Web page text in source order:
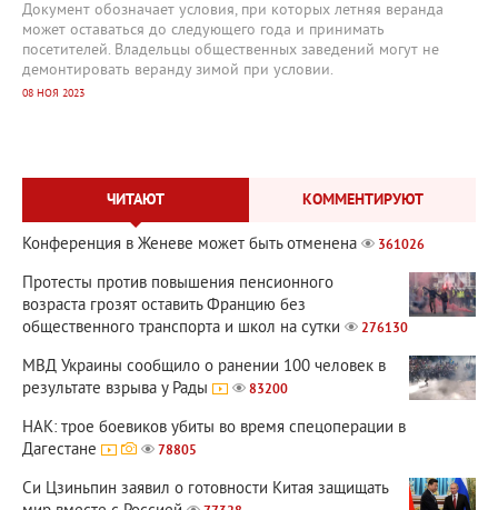
Документ обозначает условия, при которых летняя веранда
может оставаться до следующего года и принимать
посетителей. Владельцы общественных заведений могут не
демонтировать веранду зимой при условии.
08 НОЯ 2023
ЧИТАЮТ КОММЕНТИРУЮТ
Конференция в Женеве может быть отменена 361026
Протесты против повышения пенсионного
возраста грозят оставить Францию без
общественного транспорта и школ на сутки
276130
МВД Украины сообщило о ранении 100 человек в
результате взрыва у Рады
83200
НАК: трое боевиков убиты во время спецоперации в
Дагестане
78805
Си Цзиньпин заявил о готовности Китая защищать